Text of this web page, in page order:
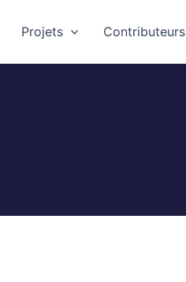
Projets Contributeurs